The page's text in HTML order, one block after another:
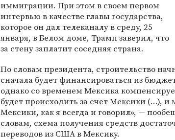
иммиграции. При этом в своем первом
интервью в качестве главы государства,
которое он дал телеканалу в среду, 25
января, в Белом доме, Трамп заверил, что
за стену заплатит соседняя страна.
По словам президента, строительство
сначала будет финансироваться из
однако со временем Мексика
будет происходить за счет Мексики (…), и
Мексики, как я всегда и говорил», —
словам, схема получения средств
переводов из США в Мексику.